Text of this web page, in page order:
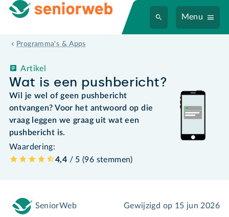
Menu
Programma's & Apps
Wat is een pushbericht?
Artikel
Wil je wel of geen pushbericht
ontvangen? Voor het antwoord op die
vraag leggen we graag uit wat een
pushbericht is.
Waardering:
4,4 / 5 (96 stemmen)
SeniorWeb Gewijzigd op 15 jun 2026